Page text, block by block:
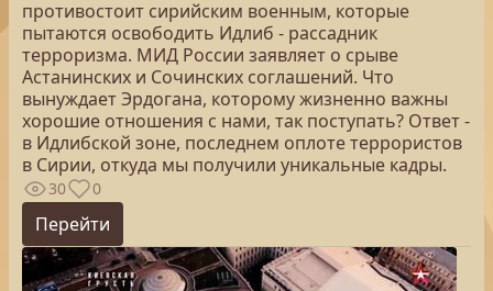
противостоит сирийским военным, которые
пытаются освободить Идлиб - рассадник
терроризма. МИД России заявляет о срыве
Астанинских и Сочинских соглашений. Что
вынуждает Эрдогана, которому жизненно важны
хорошие отношения с нами, так поступать? Ответ -
в Идлибской зоне, последнем оплоте террористов
в Сирии, откуда мы получили уникальные кадры.
30 0
Перейти